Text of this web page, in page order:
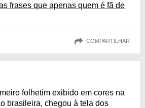
frases que apenas quem é fã de
COMPARTILHAR
folhetim exibido em cores na
brasileira, chegou à tela dos